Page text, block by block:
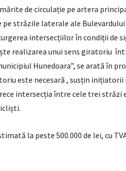
de circulație pe artera
pe străzile laterale ale
intersecțiilor în condiții de
realizarea unui sens giratoriu
Hunedoara”, se arată în
este necesară , susțin
intersecția între cele trei
la peste 500.000 de lei, cu